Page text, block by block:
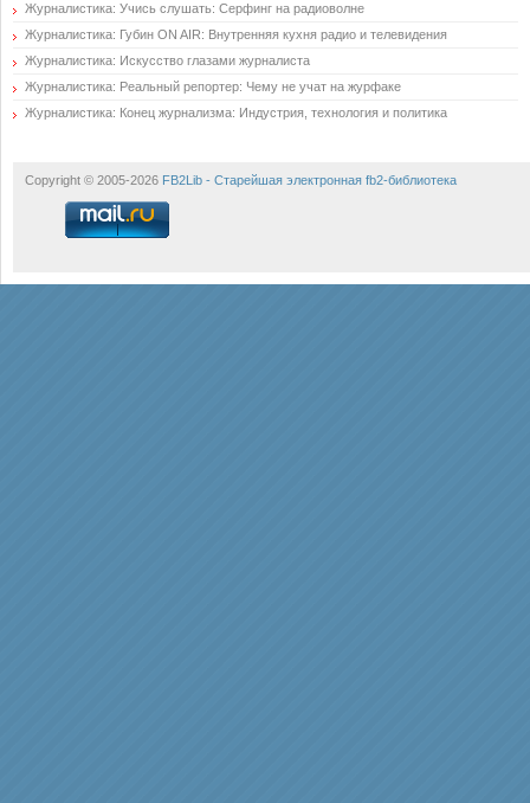
Журналистика: Учись слушать: Серфинг на радиоволне
Журналистика: Губин ON AIR: Внутренняя кухня радио и телевидения
Журналистика: Искусство глазами журналиста
Журналистика: Реальный репортер: Чему не учат на журфаке
Журналистика: Конец журнализма: Индустрия, технология и политика
Copyright © 2005-2026 FB2Lib - Старейшая электронная fb2-библиотека